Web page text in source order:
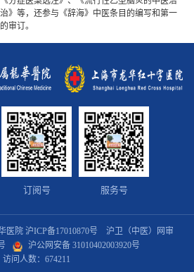
》等，还参与《辞海》中医条目的编写和第一
审订。
订阅号 服务号
医院 沪ICP备17010870号 沪卫（中医）网审
沪公网安备 31010402003920号
访问人数： 674211